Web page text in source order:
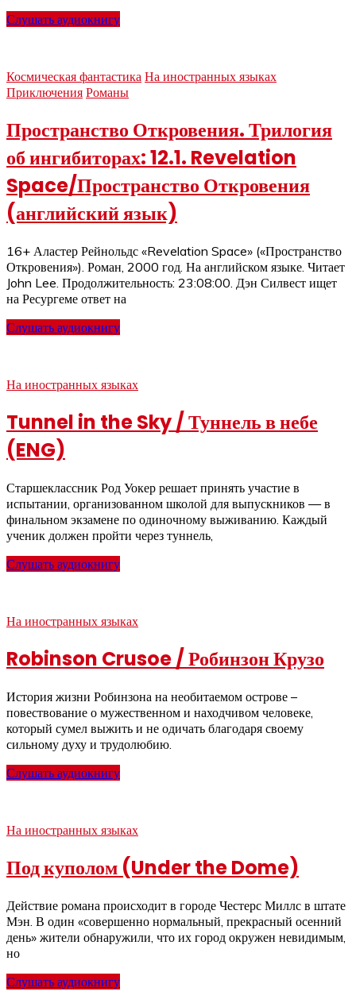
Слушать аудиокнигу
Космическая фантастика На иностранных языках
Приключения Романы
Пространство Откровения. Трилогия
об ингибиторах: 12.1. Revelation
Space/Пространство Откровения
(английский язык)
16+ Аластер Рейнольдс «Revelation Space» («Пространство
Откровения»). Роман, 2000 год. На английском языке. Читает
John Lee. Продолжительность: 23:08:00. Дэн Силвест ищет
на Ресургеме ответ на
Слушать аудиокнигу
На иностранных языках
Tunnel in the Sky / Туннель в небе
(ENG)
Старшеклассник Род Уокер решает принять участие в
испытании, организованном школой для выпускников — в
финальном экзамене по одиночному выживанию. Каждый
ученик должен пройти через туннель,
Слушать аудиокнигу
На иностранных языках
Robinson Crusoe / Робинзон Крузо
История жизни Робинзона на необитаемом острове –
повествование о мужественном и находчивом человеке,
который сумел выжить и не одичать благодаря своему
сильному духу и трудолюбию.
Слушать аудиокнигу
На иностранных языках
Под куполом (Under the Dome)
Действие романа происходит в городе Честерс Миллс в штате
Мэн. В один «совершенно нормальный, прекрасный осенний
день» жители обнаружили, что их город окружен невидимым,
но
Слушать аудиокнигу